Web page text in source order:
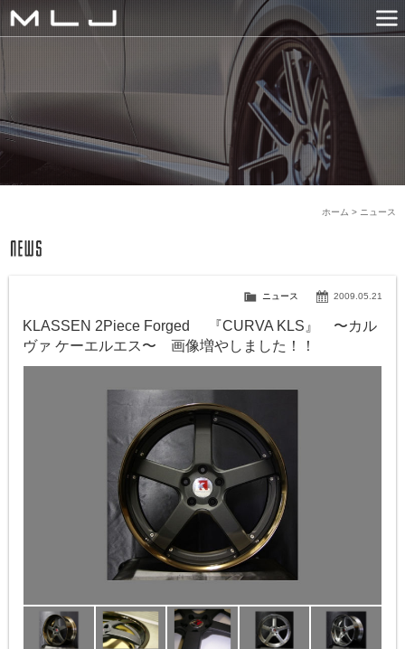
MLJ / Lexani(レクサーニ
PRODUCTS
GALLERY
SNS
NEWS
COMPANY
HISTORY
CONTACT US
LINK
ニュース
ホーム >
2009.05.21
ニュース
KLASSEN 2Piece Forged 『CURVA KLS』 〜カル
ヴァ ケーエルエス〜 画像増やしました！！